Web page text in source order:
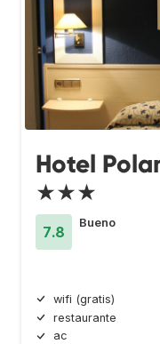
Hotel
★★★
7.8
Bueno
wifi (gratis)
restaurante
ac